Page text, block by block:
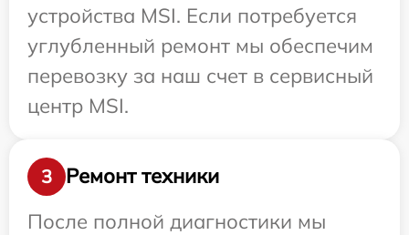
устройства MSI. Если потребуется
углубленный ремонт мы обеспечим
перевозку за наш счет в сервисный
центр MSI.
3
Ремонт техники
После полной диагностики мы